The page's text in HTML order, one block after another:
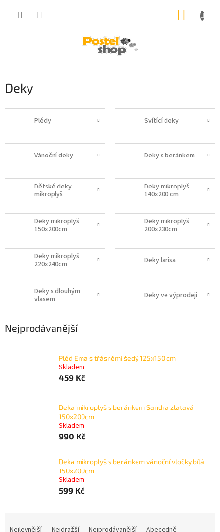
Deky
Plédy Svítící deky
Vánoční deky Deky s beránkem
Dětské deky
mikroplyš
Deky mikroplyš
140x200 cm
Deky mikroplyš
150x200cm
Deky mikroplyš
200x230cm
Deky mikroplyš
220x240cm
Deky larisa
Deky s dlouhým
vlasem
Deky ve výprodeji
Nejprodávanější
Pléd Ema s třásněmi šedý 125x150 cm
Skladem
459 Kč
Deka mikroplyš s beránkem Sandra zlatavá
150x200cm
Skladem
990 Kč
Deka mikroplyš s beránkem vánoční vločky bílá
150x200cm
Skladem
599 Kč
Nejlevnější Nejdražší Nejprodávanější Abecedně